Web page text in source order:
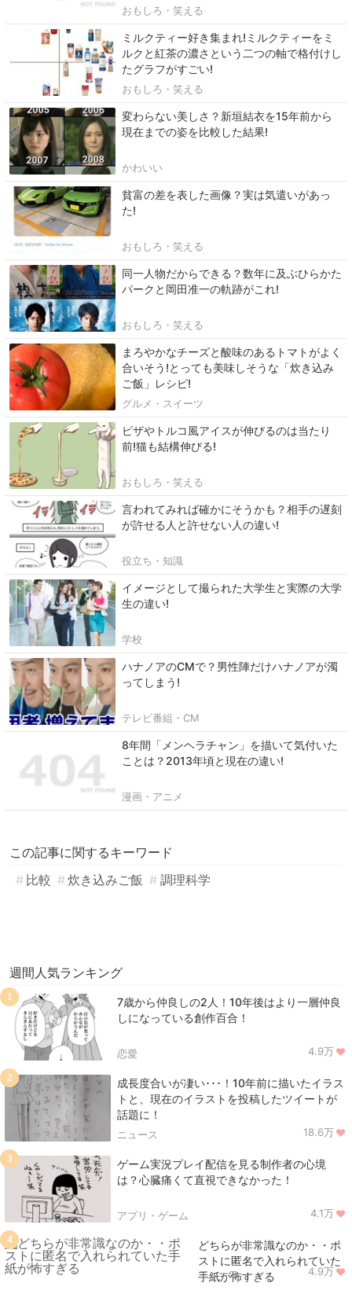
おもしろ・笑える
ミルクティー好き集まれ!ミルクティーをミ
ルクと紅茶の濃さという二つの軸で格付けし
たグラフがすごい!
おもしろ・笑える
変わらない美しさ？新垣結衣を15年前から
現在までの姿を比較した結果!
かわいい
貧富の差を表した画像？実は気遣いがあっ
た!
おもしろ・笑える
同一人物だからできる？数年に及ぶひらかた
パークと岡田准一の軌跡がこれ!
おもしろ・笑える
まろやかなチーズと酸味のあるトマトがよく
合いそう!とっても美味しそうな「炊き込み
ご飯」レシピ!
グルメ・スイーツ
ピザやトルコ風アイスが伸びるのは当たり
前!猫も結構伸びる!
おもしろ・笑える
言われてみれば確かにそうかも？相手の遅刻
が許せる人と許せない人の違い!
役立ち・知識
イメージとして撮られた大学生と実際の大学
生の違い!
学校
ハナノアのCMで？男性陣だけハナノアが濁
ってしまう!
テレビ番組・CM
8年間「メンヘラチャン」を描いて気付いた
ことは？2013年頃と現在の違い!
漫画・アニメ
この記事に関するキーワード
比較
炊き込みご飯 調理科学
週間人気ランキング
7歳から仲良しの2人！10年後はより一層仲良
しになっている創作百合！
恋愛 4.9万
1
成長度合いが凄い･･･！10年前に描いたイラス
トと、現在のイラストを投稿したツイートが
話題に！
ニュース 18.6万
2
ゲーム実況プレイ配信を見る制作者の心境
は？心臓痛くて直視できなかった！
アプリ・ゲーム 4.1万
3
どちらが非常識なのか・・ポ
ストに匿名で入れられていた
手紙が怖すぎる
ニュース 4.9万
4